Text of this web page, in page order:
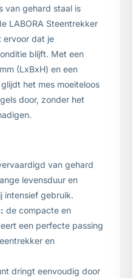
van gehard staal is
LABORA Steentrekker
ervoor dat je
blijft. Met een
(LxBxH) en een
het mes moeiteloos
door, zonder het
van gehard
levensduur en
intensief gebruik.
de compacte en
een perfecte passing
en
dringt eenvoudig door